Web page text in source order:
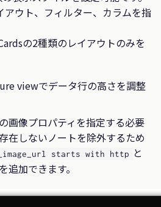
ウト、フィルター、カラムを指
の2種類のレイアウトのみを
viewでデータ行の高さを調整
画像プロパティを指定する必要
在しないノートを除外するため
starts with http
と
追加できます。